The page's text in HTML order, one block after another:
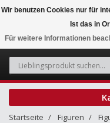
Startseite Figuren
Wir benutzen Cookies nur für
Ist das in
Für weitere Informationen